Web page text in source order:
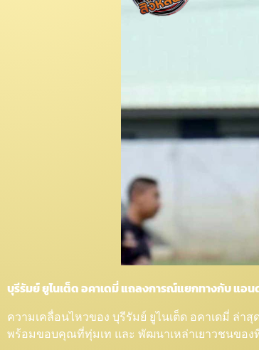
บุรีรัมย์ ยูไนเต็ด อคาเดมี่ แถลงการณ์แยกทางกับ แอ
ความเคลื่อนไหวของ บุรีรัมย์ ยูไนเต็ด อคาเดมี่ ล่า
พร้อมขอบคุณที่ทุ่มเท และ พัฒนาเหล่าเยาวชนของ